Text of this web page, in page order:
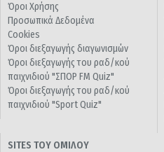
Όροι Χρήσης
Προσωπικά Δεδομένα
Cookies
Όροι διεξαγωγής διαγωνισμών
Όροι διεξαγωγής του ραδ/κού
παιχνιδιού "ΣΠΟΡ FM Quiz"
Όροι διεξαγωγής του ραδ/κού
παιχνιδιού "Sport Quiz"
SITES ΤΟΥ ΟΜΙΛΟΥ